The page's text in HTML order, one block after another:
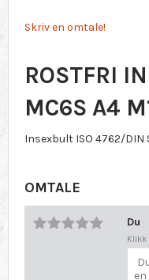
Skriv en omtale!
ROSTFRI
MC6S A4
Insexbult ISO 4762/DIN
OMTALE
Du